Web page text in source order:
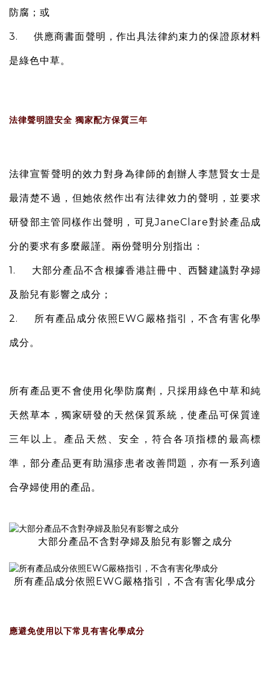
防腐；或
3. 供應商書面聲明，作出具法律約束力的保證原材料
是綠色中草。
法律聲明證安全 獨家配方保質三年
法律宣誓聲明的效力對身為律師的創辦人李慧賢女士是
最清楚不過，但她依然作出有法律效力的聲明，並要求
研發部主管同樣作出聲明，可見JaneClare對於產品成
分的要求有多麼嚴謹。兩份聲明分別指出：
1. 大部分產品不含根據香港註冊中、西醫建議對孕婦
及胎兒有影響之成分；
2. 所有產品成分依照EWG嚴格指引，不含有害化學
成分。
所有產品更不會使用化學防腐劑，只採用綠色中草和純
天然草本，獨家研發的天然保質系統，使產品可保質達
三年以上。產品天然、安全，符合各項指標的最高標
準，部分產品更有助濕疹患者改善問題，亦有一系列適
合孕婦使用的產品。
大部分產品不含對孕婦及胎兒有影響之成分
所有產品成分依照EWG嚴格指引，不含有害化學成分
應避免使用以下常見有害化學成分